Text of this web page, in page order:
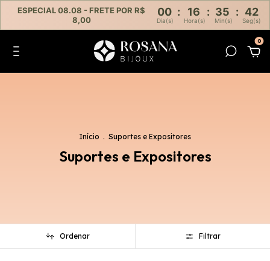
ESPECIAL 08.08 - FRETE POR R$
8,00
00 : 16 : 35 : 41
Dia(s) Hora(s) Min(s) Seg(s)
0
Início . Suportes e Expositores
Suportes e Expositores
Ordenar Filtrar